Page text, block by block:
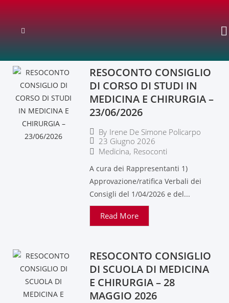
RESOCONTO CONSIGLIO
DI CORSO DI STUDI IN
MEDICINA E CHIRURGIA –
23/06/2026
By Irene De Simone Policarpo
23 Giugno 2026
Medicina, Resoconti
A cura dei Rappresentanti 1)
Approvazione/ratifica Verbali dei
Consigli del 1/04/2026 e del...
Read More
RESOCONTO CONSIGLIO
DI SCUOLA DI MEDICINA
E CHIRURGIA – 28
MAGGIO 2026